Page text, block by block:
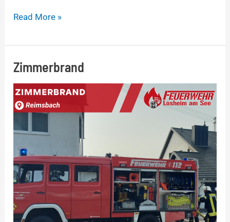
Read More »
Zimmerbrand
Zimmerbrand